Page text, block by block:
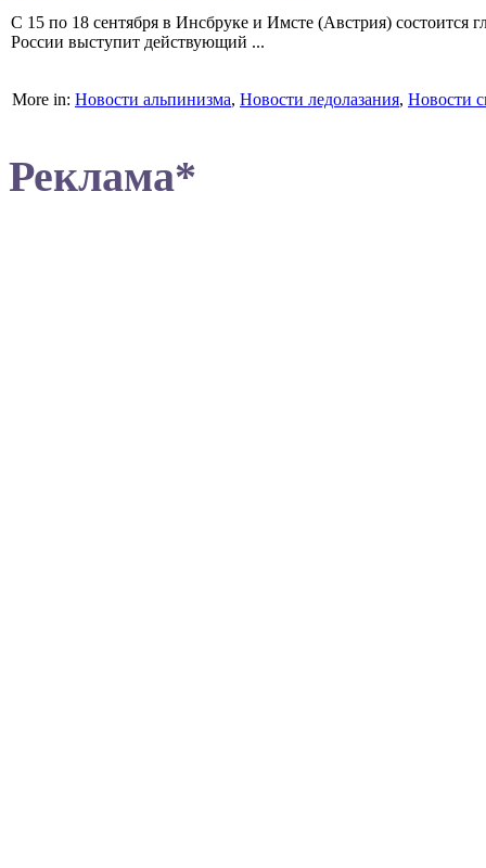
С 15 по 18 сентября в Инсбруке и Имсте (Австрия) состоится
России выступит действующий ...
More in: Новости альпинизма, Новости ледолазания, Новости
Реклама*